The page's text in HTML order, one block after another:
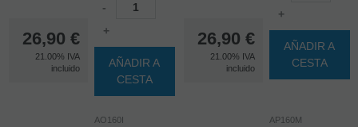
26,90 €
21.00% IVA
incluido
-
+
AÑADIR A
CESTA
26,90 €
21.00% IVA
incluido
+
AÑADIR A
CESTA
AO160I AP160M